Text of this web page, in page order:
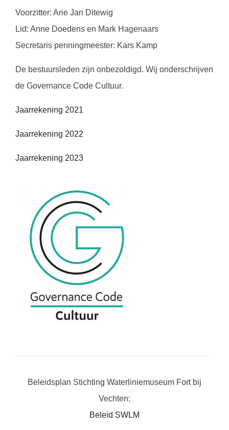
Voorzitter: Arie Jan Ditewig
Lid: Anne Doedens en Mark Hagenaars
Secretaris penningmeester: Kars Kamp
De bestuursleden zijn onbezoldigd. Wij onderschrijven
de Governance Code Cultuur.
Jaarrekening 2021
Jaarrekening 2022
Jaarrekening 2023
Beleidsplan Stichting Waterliniemuseum Fort bij
Vechten:
Beleid SWLM